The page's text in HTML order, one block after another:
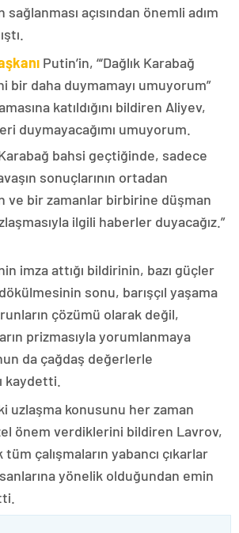
sağlanması açısından önemli adım
Putin’in, “‘Dağlık Karabağ
bir daha duymamayı umuyorum”
katıldığını bildiren Aliyev,
duymayacağımı umuyorum.
Karabağ bahsi geçtiğinde, sadece
sonuçlarının ortadan
ve bir zamanlar birbirine düşman
ilgili haberler duyacağız.”
imza attığı bildirinin, bazı güçler
sonu, barışçıl yaşama
çözümü olarak değil,
prizmasıyla yorumlanmaya
da çağdaş değerlerle
kaydetti.
uzlaşma konusunu her zaman
önem verdiklerini bildiren Lavrov,
çalışmaların yabancı çıkarlar
yönelik olduğundan emin